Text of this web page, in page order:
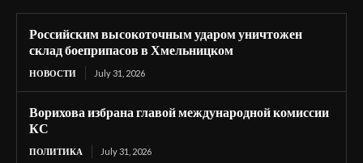
Российским высокоточным ударом уничтожен
склад боеприпасов в Хмельницком
НОВОСТИ July 31, 2026
Ворихова избрана главой международной комиссии
КС
ПОЛИТИКА July 31, 2026